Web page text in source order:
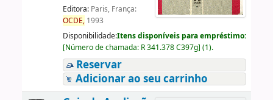
Editora: Paris, França:
OCDE,1993
Disponibilidade:Itens disponíveis para empréstimo:
[Número de chamada: R 341.378 C397g] (1).
Reservar
Adicionar ao seu carrinho